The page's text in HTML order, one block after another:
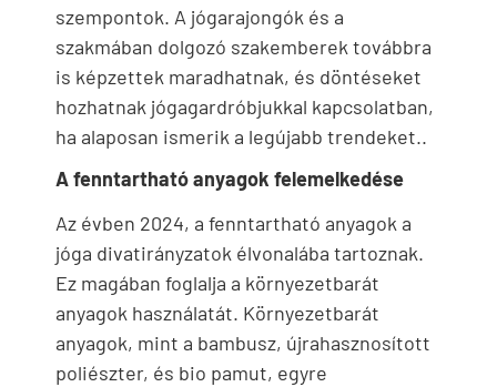
szempontok. A jógarajongók és a
szakmában dolgozó szakemberek továbbra
is képzettek maradhatnak, és döntéseket
hozhatnak jógagardróbjukkal kapcsolatban,
ha alaposan ismerik a legújabb trendeket..
A fenntartható anyagok felemelkedése
Az évben 2024, a fenntartható anyagok a
jóga divatirányzatok élvonalába tartoznak.
Ez magában foglalja a környezetbarát
anyagok használatát. Környezetbarát
anyagok, mint a bambusz, újrahasznosított
poliészter, és bio pamut, egyre